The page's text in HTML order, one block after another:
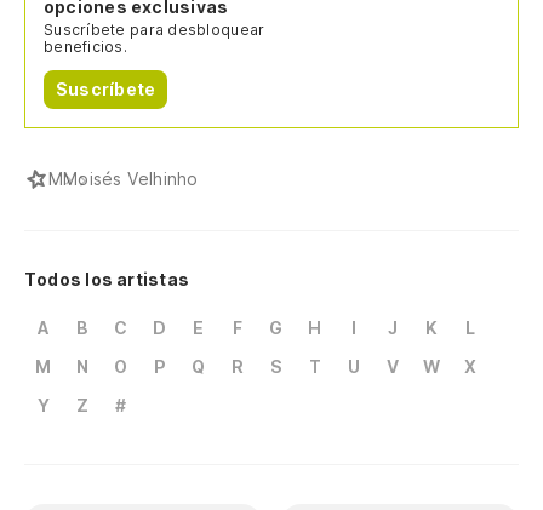
opciones exclusivas
Suscríbete para desbloquear
beneficios.
Suscríbete
MMoisés Velhinho
Todos los artistas
A B C D E F G H I J K
L
M
N O P Q R S T U V W
X
Y
Z #